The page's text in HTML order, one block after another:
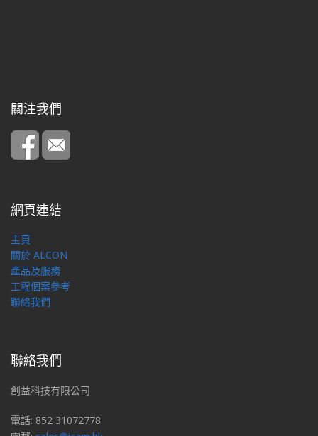
關注我們
網頁連結
主頁
關於 ALCON
產品及服務
工程個案參考
聯絡我們
聯絡我們
創益科技有限公司
電話: 852 31072778